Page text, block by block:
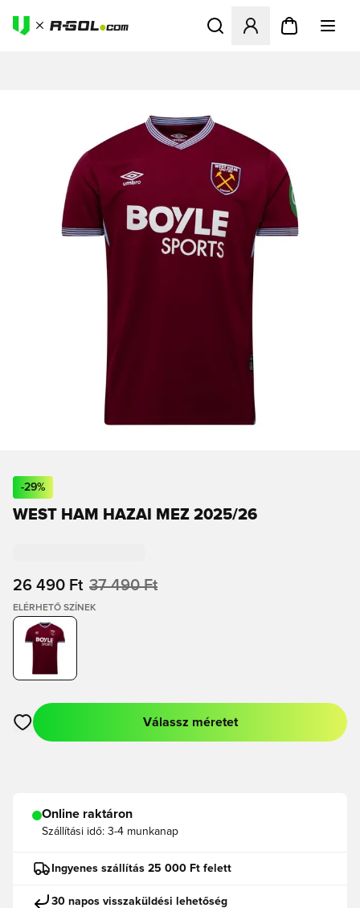
Megnyit egy modált a
-29%
WEST HAM HAZAI MEZ 2025/26
26 490 Ft 37 490 Ft
ELÉRHETŐ SZÍNEK
Megnyit egy modált a bejelentkezéshez vagy a tagként való
Válassz méretet
Online raktáron
Szállítási idő: 3-4 munkanap
Ingyenes szállítás 25 000 Ft felett
30 napos visszaküldési lehetőség